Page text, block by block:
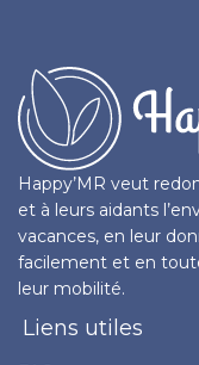
Happy’MR veut
et à leurs aidants
vacances, en leur
facilement et en
leur mobilité.
Liens utiles